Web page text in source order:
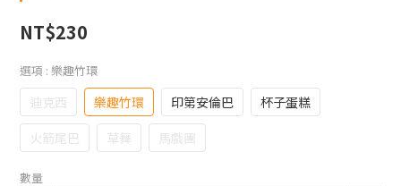
NT$230
選項 : 樂趣竹環
迪克西 樂趣竹環 印第安倫巴
杯子蛋糕
火箭尾巴
草舞 馬戲團
數量